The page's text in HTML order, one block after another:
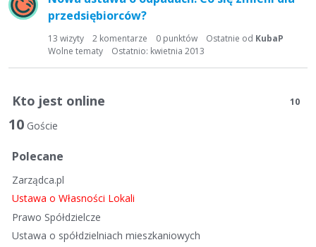
przedsiębiorców?
13 wizyty 2 komentarze 0 punktów Ostatnie od KubaP
Ostatnio: kwietnia 2013
Wolne tematy
Kto jest online 10
10 Goście
Polecane
Zarządca.pl
Ustawa o Własności Lokali
Prawo Spółdzielcze
Ustawa o spółdzielniach mieszkaniowych